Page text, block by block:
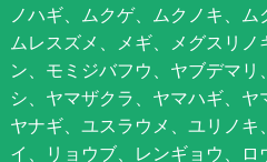
ノハギ、ムクゲ、ムクノキ、ム
ムレスズメ、メギ、メグスリ
ン、モミジバフウ、ヤブデマ
シ、ヤマザクラ、ヤマハギ、
ヤナギ、ユスラウメ、ユリノ
イ、リョウブ、レンギョウ、ロ